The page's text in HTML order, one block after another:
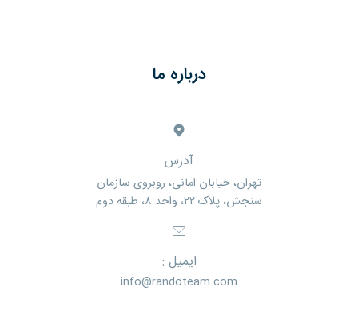
درباره ما
آدرس
تهران، خیابان امانی، روبروی سازمان
سنجش، پلاک ۲۲، واحد ۸، طبقه دوم
ایمیل :
info@randoteam.com